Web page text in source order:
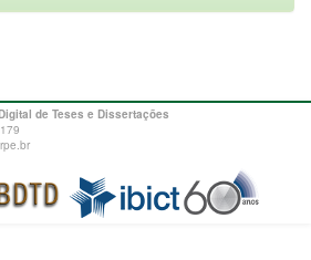
de Teses e Dissertações